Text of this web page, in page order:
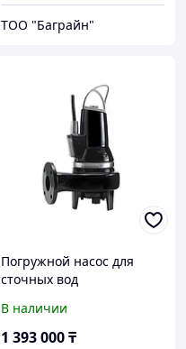
ТОО "Баграйн"
Погружной насос для
сточных вод
(96104118)
В наличии
1 393 000₸